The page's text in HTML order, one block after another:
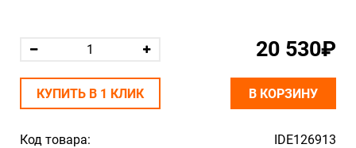
Код товара:
IDE126913
20 530₽
КУПИТЬ В 1 КЛИК В КОРЗИНУ